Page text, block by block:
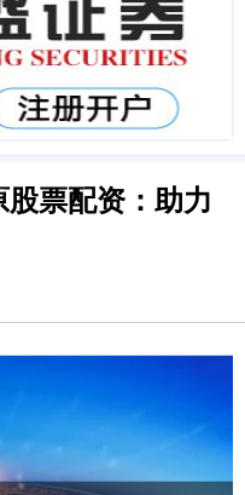
票配资：助力